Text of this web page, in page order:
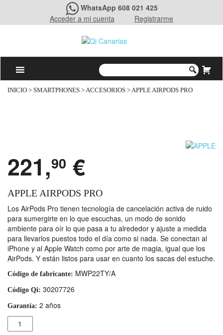
WhatsApp 608 021 425
Acceder a mi cuenta
Registrarme
INICIO > SMARTPHONES >ACCESORIOS > APPLE AIRPODS PRO
221,90 €
APPLE AIRPODS PRO
Los AirPods Pro tienen tecnología de cancelación activa de ruido
para sumergirte en lo que escuchas, un modo de sonido
ambiente para oír lo que pasa a tu alrededor y ajuste a medida
para llevarlos puestos todo el día como si nada. Se conectan al
iPhone y al Apple Watch como por arte de magia, igual que los
AirPods. Y están listos para usar en cuanto los sacas del estuche.
Código de fabricante: MWP22TY/A
Código Qi: 30207726
Garantía: 2 años
Cantidad